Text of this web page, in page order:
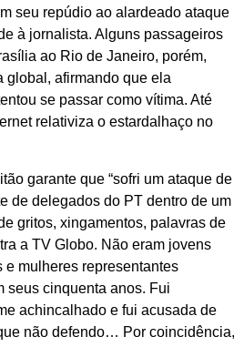
seu repúdio ao alardeado ataque
à jornalista. Alguns passageiros
ao Rio de Janeiro, porém,
global, afirmando que ela
se passar como vítima. Até
relativiza o estardalhaço no
garante que “sofri um ataque de
de delegados do PT dentro de um
gritos, xingamentos, palavras de
a TV Globo. Não eram jovens
e mulheres representantes
seus cinquenta anos. Fui
achincalhado e fui acusada de
não defendo… Por coincidência,